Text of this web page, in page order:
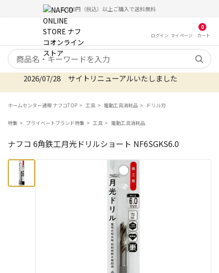
5,000円（税込）以上ご購入で送料無料
ログイン マイ ページ
0
カート
検索キーワード
2026/07/28 サイトリニューアルいたしました
ホームセンター通販 ナフコTOP 工具 電動工具消耗品 ドリル刃
特集 プライベートブランド特集 工具 電動工具消耗品
ナフコ 6角鉄工月光ドリルショート NF6SGKS6.0